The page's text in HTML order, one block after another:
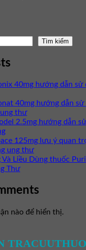
Tìm kiếm
40mg hướng dẫn sử
40mg hướng dẫn
thư
2.5mg hướng dẫn
125mg lưu ý quan
ung thư
Và Liều Dùng thuốc
Thư
nào để hiển thị.